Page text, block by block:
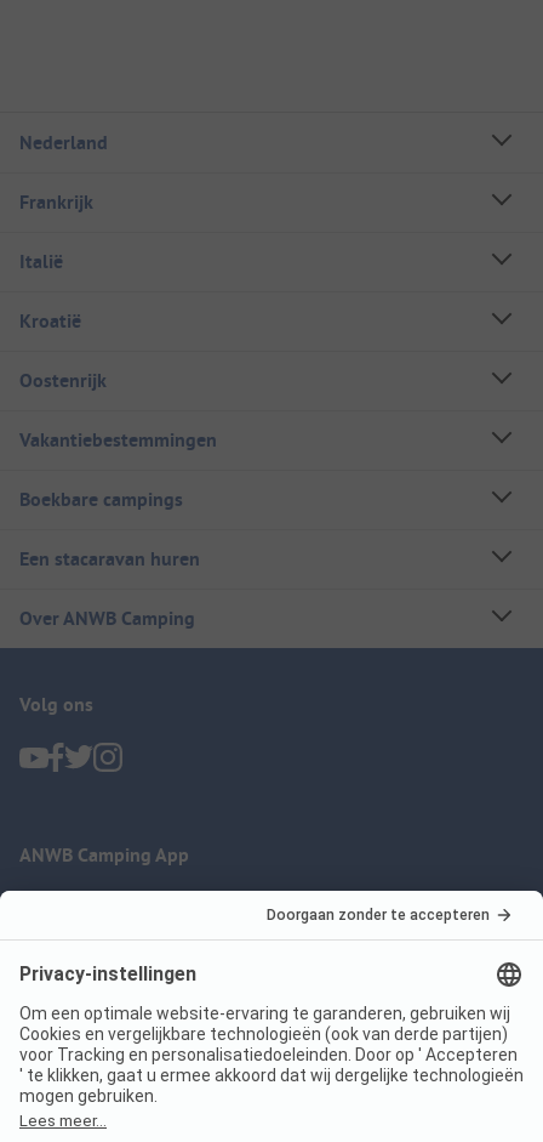
Nederland
Frankrijk
Italië
Kroatië
Oostenrijk
Vakantiebestemmingen
Boekbare campings
Een stacaravan huren
Over ANWB Camping
Volg ons
ANWB Camping App
Imprint
Jouw privacy
Voorwaarden
Wet digitale diensten